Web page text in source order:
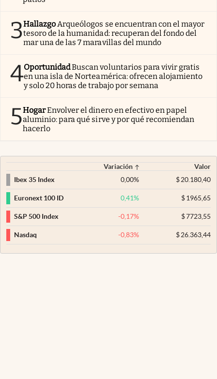
3Hallazgo Arqueólogos se encuentran con el mayor
tesoro de la humanidad: recuperan del fondo del
mar una de las 7 maravillas del mundo
4OportunidadBuscan voluntarios para vivir gratis
en una isla de Norteamérica: ofrecen alojamiento
y solo 20 horas de trabajo por semana
5HogarEnvolver el dinero en efectivo en papel
aluminio: para qué sirve y por qué recomiendan
hacerlo
Variación
Valor
Ibex 35 Index
0,00% $20.180,40
Euronext 100 ID 0,41% $1965,65
S&P 500 Index -0,17% $7723,55
Nasdaq -0,83% $26.363,44